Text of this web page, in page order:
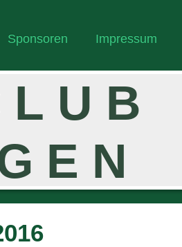
Sponsoren Impressum
L U B
E N